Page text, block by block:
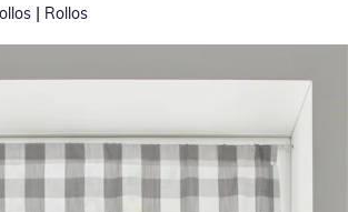
| Rollos